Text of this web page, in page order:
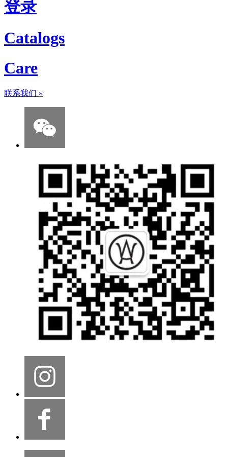
登录
Catalogs
Care
联系我们 »